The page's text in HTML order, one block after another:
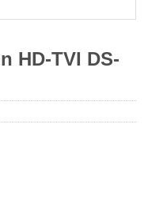
HD-TVI DS-